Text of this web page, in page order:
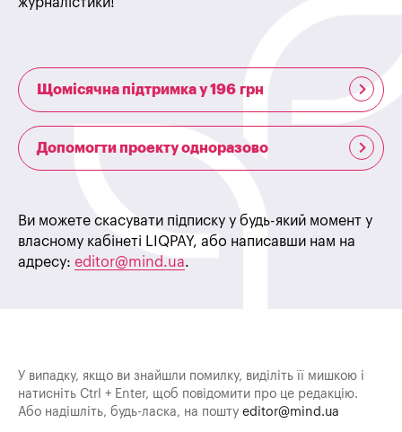
журналістики!
Щомісячна підтримка у 196 грн
Допомогти проекту одноразово
Ви можете скасувати підписку у будь-який момент у
власному кабінеті LIQPAY, або написавши нам на
адресу: editor@mind.ua.
У випадку, якщо ви знайшли помилку, виділіть її мишкою і
натисніть Ctrl + Enter, щоб повідомити про це редакцію.
Або надішліть, будь-ласка, на пошту editor@mind.ua